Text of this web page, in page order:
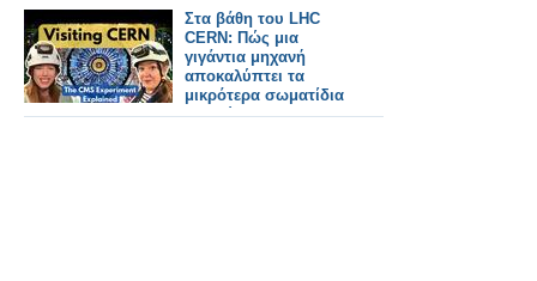
Στα βάθη του LHC
CERN: Πώς μια
γιγάντια μηχανή
αποκαλύπτει τα
μικρότερα σωματίδια
του Σύμπαντος